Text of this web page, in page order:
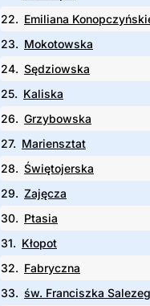
22. Emiliana
23. Mokotowska
24. Sędziowska
25. Kaliska
26. Grzybowska
27. Mariensztat
28. Świętojerska
29. Zajęcza
30. Ptasia
31. Kłopot
32. Fabryczna
33. św. Franciszka